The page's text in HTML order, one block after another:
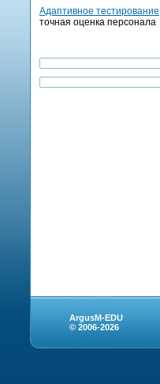
Адаптивное тестирование
точная оценка персонала
ArgusM-EDU
© 2006-2026